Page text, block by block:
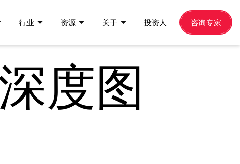
行业 资源 关于 投资人 咨询专家
度图